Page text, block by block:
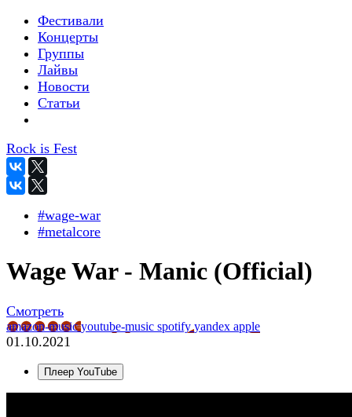
Фестивали
Концерты
Группы
Лайвы
Новости
Статьи
Rock is Fest
#wage-war
#metalcore
Wage War - Manic (Official)
Смотреть
amazon-musicyoutube-music spotifyyandex apple
01.10.2021
Плеер YouTube